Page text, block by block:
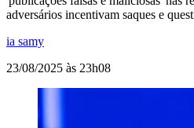
adversários incentivam saques e
ia samy
23/08/2025 às 23h08